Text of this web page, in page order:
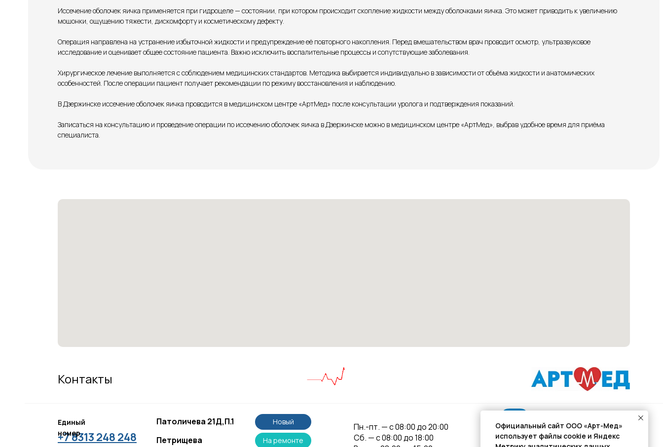
Иссечение оболочек яичка применяется при гидроцеле — состоянии, при котором происходит скопление жидкости между оболочками яичка. Это может приводить к увеличению
мошонки, ощущению тяжести, дискомфорту и косметическому дефекту.
Операция направлена на устранение избыточной жидкости и предупреждение её повторного накопления. Перед вмешательством врач проводит осмотр, ультразвуковое
исследование и оценивает общее состояние пациента. Важно исключить воспалительные процессы и сопутствующие заболевания.
Хирургическое лечение выполняется с соблюдением медицинских стандартов. Методика выбирается индивидуально в зависимости от объёма жидкости и анатомических
особенностей. После операции пациент получает рекомендации по режиму восстановления и наблюдению.
В Дзержинске иссечение оболочек яичка проводится в медицинском центре «АртМед» после консультации уролога и подтверждения показаний.
Записаться на консультацию и проведение операции по иссечению оболочек яичка в Дзержинске можно в медицинском центре «АртМед», выбрав удобное время для приёма
специалиста.
Контакты
Пн.-пт. — с 08:00 до 20:00
Сб. — с 08:00 до 18:00
+7 8313 248 248
Единый
номер
Петрищева
Патоличева 21Д,П.1
На ремонте
Новый
Розыгрыши и актуальные новости
Подписывайся
Официальный сайт ООО «Арт-Мед»
использует файлы cookie и Яндекс